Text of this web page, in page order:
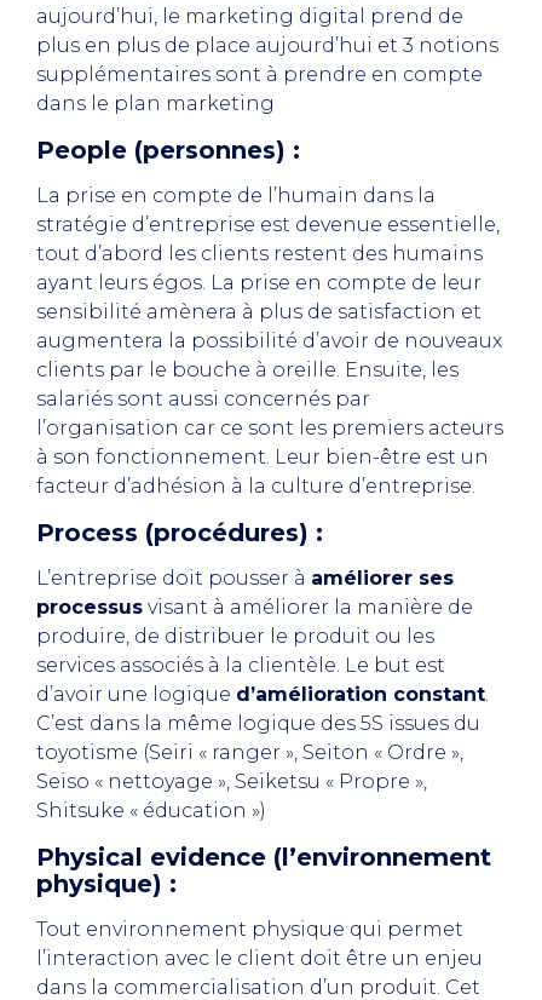
aujourd’hui, le marketing digital prend de
plus en plus de place aujourd’hui et 3 notions
supplémentaires sont à prendre en compte
dans le plan marketing
People (personnes) :
La prise en compte de l’humain dans la
stratégie d’entreprise est devenue essentielle,
tout d’abord les clients restent des humains
ayant leurs égos. La prise en compte de leur
sensibilité amènera à plus de satisfaction et
augmentera la possibilité d’avoir de nouveaux
clients par le bouche à oreille. Ensuite, les
salariés sont aussi concernés par
l’organisation car ce sont les premiers acteurs
à son fonctionnement. Leur bien-être est un
facteur d’adhésion à la culture d’entreprise.
Process (procédures) :
L’entreprise doit pousser à améliorer ses
processus visant à améliorer la manière de
produire, de distribuer le produit ou les
services associés à la clientèle. Le but est
d’avoir une logique d’amélioration constant.
C’est dans la même logique des 5S issues du
toyotisme (Seiri « ranger », Seiton « Ordre »,
Seiso « nettoyage », Seiketsu « Propre »,
Shitsuke « éducation »)
Physical evidence (l’environnement
physique) :
Tout environnement physique qui permet
l’interaction avec le client doit être un enjeu
dans la commercialisation d’un produit. Cet